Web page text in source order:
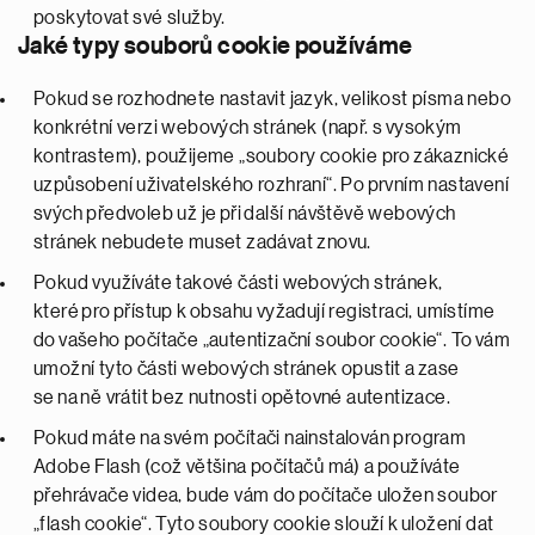
poskytovat své služby.
Jaké typy souborů cookie používáme
Pokud se rozhodnete nastavit jazyk, velikost písma nebo
konkrétní verzi webových stránek (např. s vysokým
kontrastem), použijeme „soubory cookie pro zákaznické
uzpůsobení uživatelského rozhraní“. Po prvním nastavení
svých předvoleb už je při další návštěvě webových
stránek nebudete muset zadávat znovu.
Pokud využíváte takové části webových stránek,
které pro přístup k obsahu vyžadují registraci, umístíme
do vašeho počítače „autentizační soubor cookie“. To vám
umožní tyto části webových stránek opustit a zase
se na ně vrátit bez nutnosti opětovné autentizace.
Pokud máte na svém počítači nainstalován program
Adobe Flash (což většina počítačů má) a používáte
přehrávače videa, bude vám do počítače uložen soubor
„flash cookie“. Tyto soubory cookie slouží k uložení dat